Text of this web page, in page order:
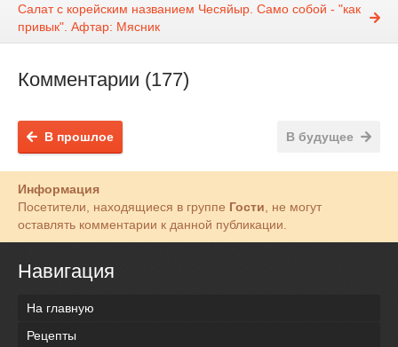
Салат с корейским названием Чесяйыр. Само собой - "как
привык". Афтар: Мясник
Комментарии (177)
В будущее
В прошлое
Информация
Посетители, находящиеся в группе Гости , не могут
оставлять комментарии к данной публикации.
Навигация
На главную
Рецепты